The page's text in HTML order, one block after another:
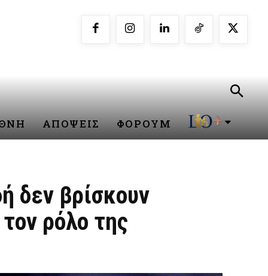
ΑΠΟΨΕΙΣ ΦΟΡΟΥΜ
δεν βρίσκουν
ρόλο της